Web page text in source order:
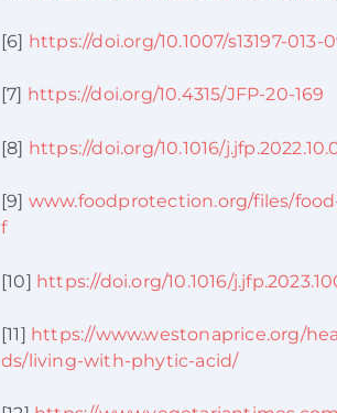
[6] https://doi.org/10.1007/s13197-013-
[7] https://doi.org/10.4315/JFP-20-169
[8] https://doi.org/10.1016/
[9] www.foodprotection.org/files/
f
[10] https://doi.org/10.1016/
[11] https://www.westonaprice.org/
ds/living-with-phytic-acid/